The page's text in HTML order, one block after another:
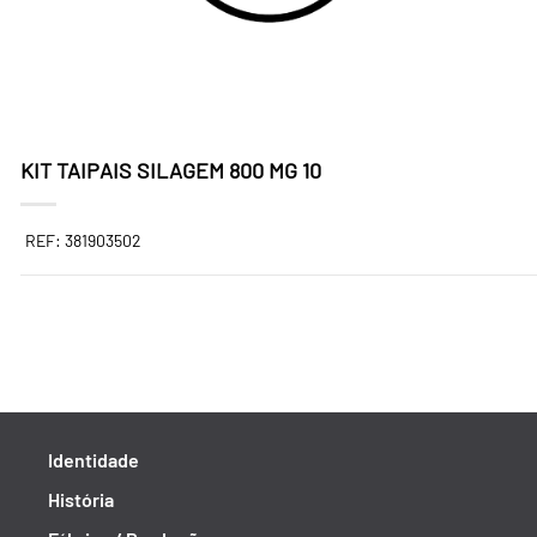
KIT TAIPAIS SILAGEM 800 MG 10
REF: 381903502
Identidade
História